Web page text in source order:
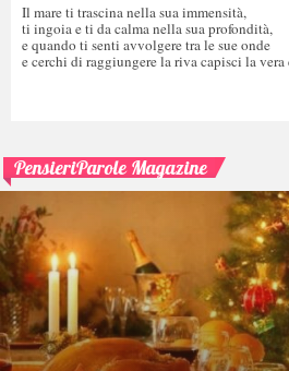
Il mare ti trascina nella sua immensità,
ti ingoia e ti da calma nella sua profondità,
e quando ti senti avvolgere tra le sue onde
e cerchi di raggiungere la riva capisci la vera
PensieriParole Magazine